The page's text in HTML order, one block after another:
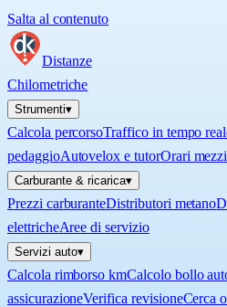
Salta al contenuto
Distanze
Chilometriche
Strumenti▾
Calcola percorsoTraffico in tempo
pedaggioAutovelox e tutorOrari
Carburante & ricarica▾
Prezzi carburanteDistributori metano
elettricheAree di servizio
Servizi auto▾
Calcola rimborso kmCalcolo bollo
assicurazioneVerifica revisioneCerca